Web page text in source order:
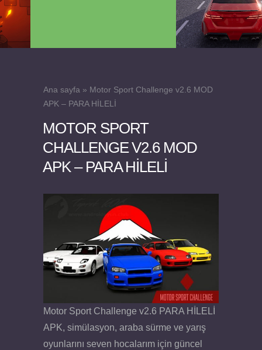
Felix the Reaper v1.25 FULL APK
Ana sayfa » Motor Sport Challenge v2.6 MOD
APK – PARA HİLELİ
MOTOR SPORT
CHALLENGE V2.6 MOD
APK – PARA HİLELİ
Motor Sport Challenge v2.6 PARA HİLELİ
APK, simülasyon, araba sürme ve yarış
oyunlarını seven hocalarım için güncel